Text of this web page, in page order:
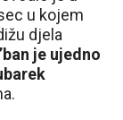
u kojem
djela
je ujedno